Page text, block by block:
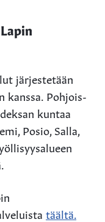
järjestetään
kanssa. Pohjois-
kuntaa
Posio, Salla,
täältä.